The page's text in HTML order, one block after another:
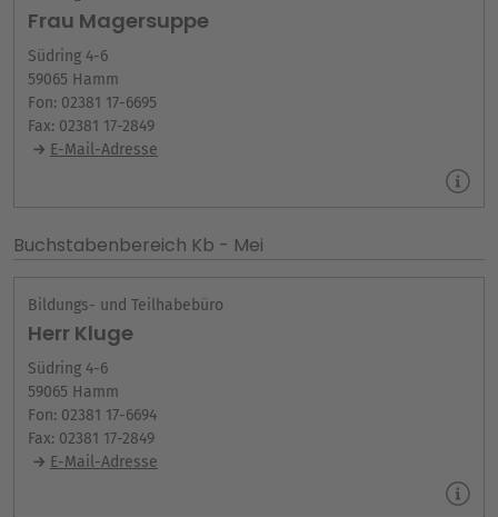
Frau Magersuppe
Südring 4-6
59065 Hamm
Fon: 02381 17-6695
Fax: 02381 17-2849
E-Mail-Adresse
Buchstabenbereich Kb - Mei
Bildungs- und Teilhabebüro
Herr Kluge
Südring 4-6
59065 Hamm
Fon: 02381 17-6694
Fax: 02381 17-2849
E-Mail-Adresse